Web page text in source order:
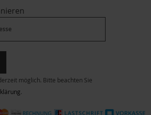
möglich. Bitte beachten Sie
.